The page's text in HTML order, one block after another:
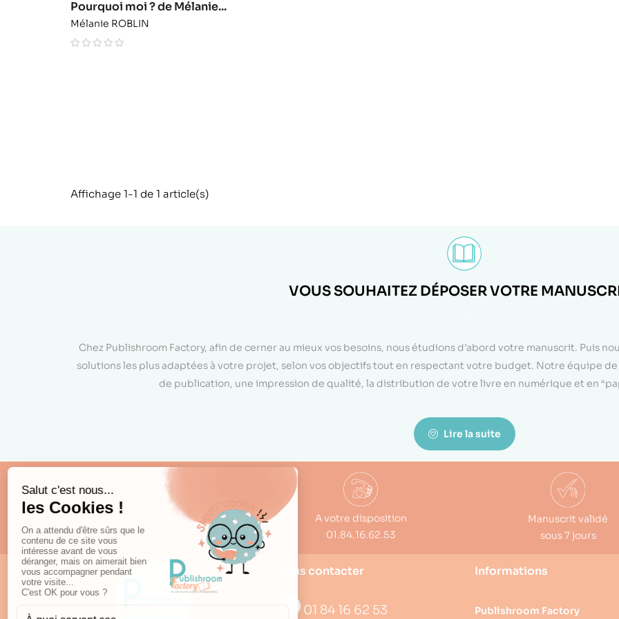
Pourquoi moi ? de Mélanie...
Mélanie ROBLIN
Affichage 1-1 de 1 article(s)
VOUS SOUHAITEZ DÉPOSER VOTRE
Chez Publishroom Factory, afin de cerner au mieux vos besoins, nous étudions d’abord votre manuscrit. Puis
solutions les plus adaptées à votre projet, selon vos objectifs tout en respectant votre budget. Notre équipe
de publication, une impression de qualité, la distribution de votre livre en numérique et en
Lire la suite
Fabrication française
A votre disposition
01.84.16.62.53
Manuscrit validé
sous 7 jours
Nous contacter
01 84 16 62 53
Informations
Publishroom Factory